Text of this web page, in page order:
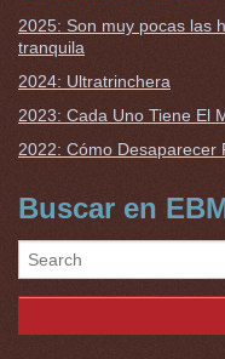
2025: Son muy pocas las
tranquila
2024: Ultratrinchera
2023: Cada Uno Tiene El
2022: Cómo Desaparecer
Buscar en